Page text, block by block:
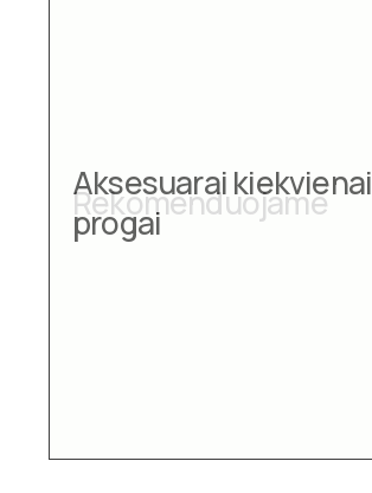
Aksesuarai kiekvienai
progai